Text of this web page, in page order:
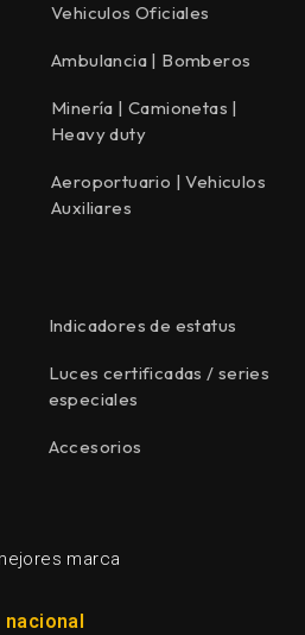
Vehiculos Oficiales
Ambulancia | Bomberos
Minería | Camionetas |
Heavy duty
Aeroportuario | Vehiculos
Auxiliares
Indicadores de estatus
Luces certificadas / series
especiales
Accesorios
marca
nacional